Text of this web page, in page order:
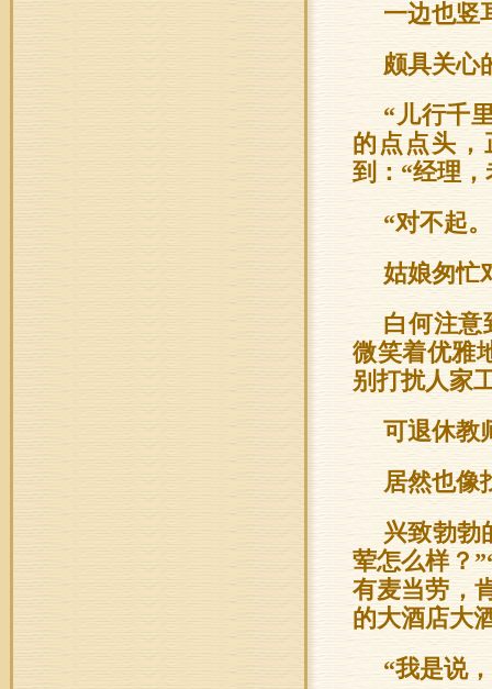
一边也竖
颇具关心
“儿行千
的点点头，
到：“经理
“对不起
姑娘匆忙
白何注意
微笑着优雅
别打扰人家
可退休教
居然也像
兴致勃勃
荤怎么样？
有麦当劳，
的大酒店大
“我是说